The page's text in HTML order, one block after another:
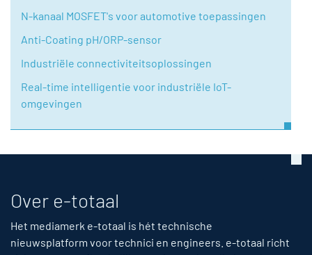
N-kanaal MOSFET's voor automotive toepassingen
Anti-Coating pH/ORP-sensor
Industriële connectiviteitsoplossingen
Real-time intelligentie voor industriële IoT-
omgevingen
Over e-totaal
Het mediamerk e-totaal is hét technische
nieuwsplatform voor technici en engineers. e-totaal richt